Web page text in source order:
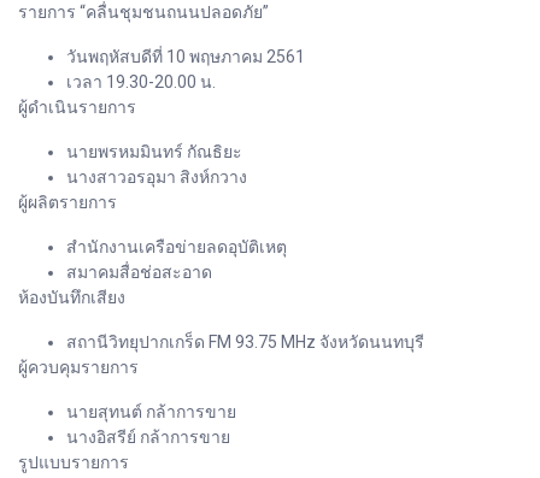
รายการ “คลื่นชุมชนถนนปลอดภัย”
วันพฤหัสบดีที่ 10 พฤษภาคม 2561
เวลา 19.30-20.00 น.
ผู้ดำเนินรายการ
นายพรหมมินทร์ กัณธิยะ
นางสาวอรอุมา สิงห์กวาง
ผู้ผลิตรายการ
สำนักงานเครือข่ายลดอุบัติเหตุ
สมาคมสื่อช่อสะอาด
ห้องบันทึกเสียง
สถานีวิทยุปากเกร็ด FM 93.75 MHz จังหวัดนนทบุรี
ผู้ควบคุมรายการ
นายสุทนต์ กล้าการขาย
นางอิสรีย์ กล้าการขาย
รูปแบบรายการ